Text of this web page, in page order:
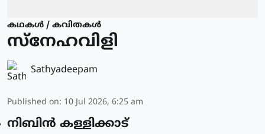
കഥകള്‍ / കവിതകള്‍
സ്നേഹവിളി
Sathyadeepam
Published on: 10 Jul 2026, 6:25 am
നിബിൻ കള്ളിക്കാട്